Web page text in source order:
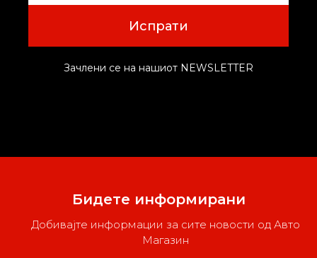
Испрати
Зачлени се на нашиот NEWSLETTER
Бидете информирани
Добивајте информации за сите новости од Авто
Магазин